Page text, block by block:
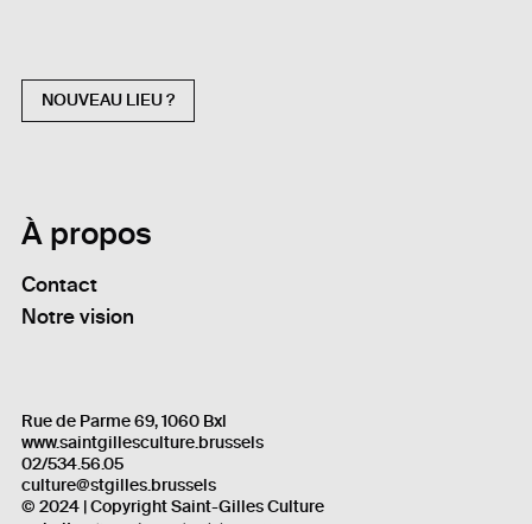
NOUVEAU LIEU ?
À propos
Contact
Notre vision
Rue de Parme 69, 1060 Bxl
www.saintgillesculture.brussels
02/534.56.05
culture@stgilles.brussels
© 2024 | Copyright Saint-Gilles Culture